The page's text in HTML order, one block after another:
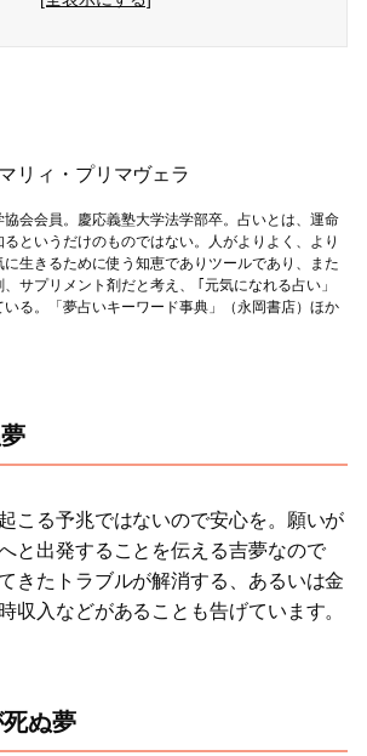
リィ・プリマヴェラ
協会会員。慶応義塾大学法学部卒。占いとは、運命
というだけのものではない。人がよりよく、より
に生きるために使う知恵でありツールであり、また
サプリメント剤だと考え、 ｢元気になれる占い」
いる。「夢占いキーワード事典」（永岡書店）ほか
こる予兆ではないので安心を。願いが
と出発することを伝える吉夢なので
きたトラブルが解消する、あるいは金
収入などがあることも告げています。
ぬ夢